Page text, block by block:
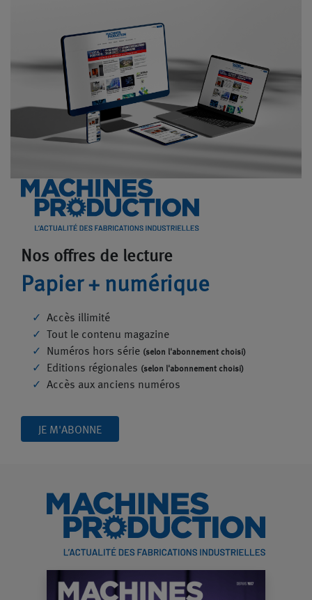
Nos offres de lecture
Papier + numérique
Accès illimité
Tout le contenu magazine
Numéros hors série (selon l'abonnement choisi)
Editions régionales (selon l'abonnement choisi)
Accès aux anciens numéros
JE M'ABONNE